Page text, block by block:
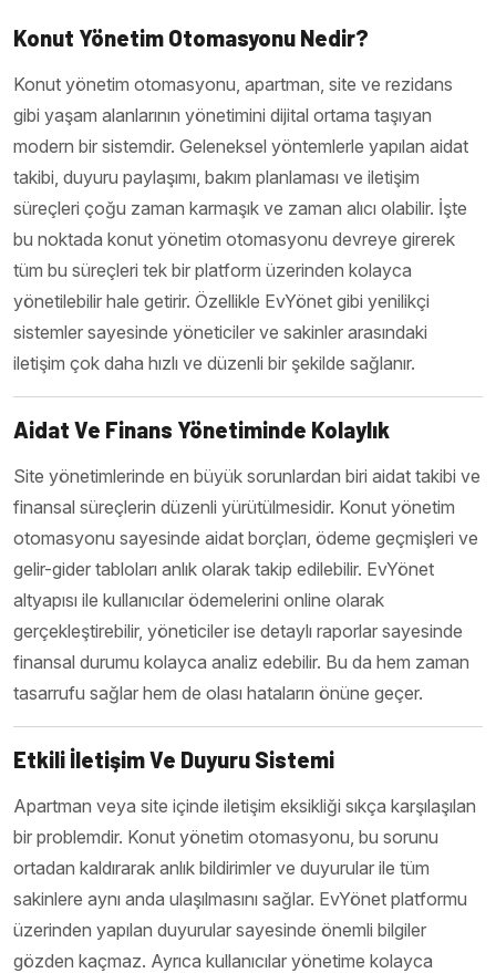
Konut Yönetim Otomasyonu Nedir?
Konut yönetim otomasyonu, apartman, site ve rezidans
gibi yaşam alanlarının yönetimini dijital ortama taşıyan
modern bir sistemdir. Geleneksel yöntemlerle yapılan aidat
takibi, duyuru paylaşımı, bakım planlaması ve iletişim
süreçleri çoğu zaman karmaşık ve zaman alıcı olabilir. İşte
bu noktada konut yönetim otomasyonu devreye girerek
tüm bu süreçleri tek bir platform üzerinden kolayca
yönetilebilir hale getirir. Özellikle EvYönet gibi yenilikçi
sistemler sayesinde yöneticiler ve sakinler arasındaki
iletişim çok daha hızlı ve düzenli bir şekilde sağlanır.
Aidat Ve Finans Yönetiminde Kolaylık
Site yönetimlerinde en büyük sorunlardan biri aidat takibi ve
finansal süreçlerin düzenli yürütülmesidir. Konut yönetim
otomasyonu sayesinde aidat borçları, ödeme geçmişleri ve
gelir-gider tabloları anlık olarak takip edilebilir. EvYönet
altyapısı ile kullanıcılar ödemelerini online olarak
gerçekleştirebilir, yöneticiler ise detaylı raporlar sayesinde
finansal durumu kolayca analiz edebilir. Bu da hem zaman
tasarrufu sağlar hem de olası hataların önüne geçer.
Etkili İletişim Ve Duyuru Sistemi
Apartman veya site içinde iletişim eksikliği sıkça karşılaşılan
bir problemdir. Konut yönetim otomasyonu, bu sorunu
ortadan kaldırarak anlık bildirimler ve duyurular ile tüm
sakinlere aynı anda ulaşılmasını sağlar. EvYönet platformu
üzerinden yapılan duyurular sayesinde önemli bilgiler
gözden kaçmaz. Ayrıca kullanıcılar yönetime kolayca